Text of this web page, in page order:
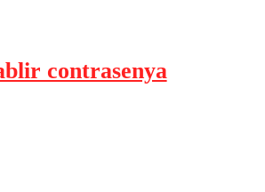
contrasenya